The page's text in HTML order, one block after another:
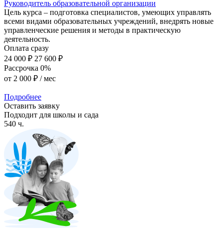
Руководитель образовательной организации
Цель курса – подготовка специалистов, умеющих управлять
всеми видами образовательных учреждений, внедрять новые
управленческие решения и методы в практическую
деятельность.
Оплата сразу
24 000 ₽ 27 600 ₽
Рассрочка 0%
от 2 000 ₽ / мес
Подробнее
Оставить заявку
Подходит для школы и сада
540 ч.